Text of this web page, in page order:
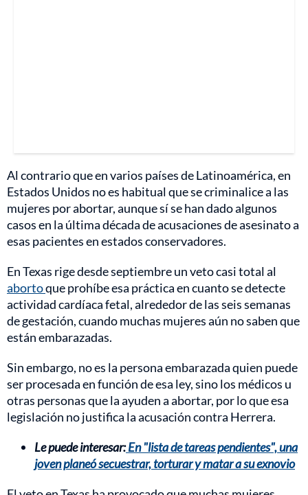
Al contrario que en varios países de Latinoamérica, en
Estados Unidos no es habitual que se criminalice a las
mujeres por abortar, aunque sí se han dado algunos
casos en la última década de acusaciones de asesinato a
esas pacientes en estados conservadores.
En Texas rige desde septiembre un veto casi total al
abortoque prohíbe esa práctica en cuanto se detecte
actividad cardíaca fetal, alrededor de las seis semanas
de gestación, cuando muchas mujeres aún no saben que
están embarazadas.
Sin embargo, no es la persona embarazada quien puede
ser procesada en función de esa ley, sino los médicos u
otras personas que la ayuden a abortar, por lo que esa
legislación no justifica la acusación contra Herrera.
Le puede interesar:En "lista de tareas pendientes", una
joven planeó secuestrar, torturar y matar a su exnovio